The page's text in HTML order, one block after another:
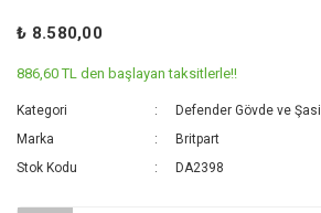
₺ 8.580,00
886,60 TL den başlayan taksitlerle!!
Kategori
Defender Gövde ve Şasi
Marka
Britpart
Stok Kodu
DA2398